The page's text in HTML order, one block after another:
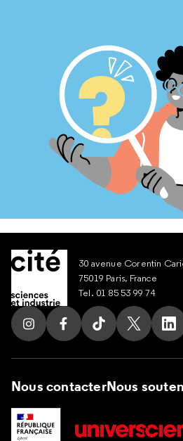
30 avenue Corentin
75019 Paris, France
Tel. 01 85 53 99 74
Suivez nous sur Instagram
Suivez nous sur
Suivez nous sur
Suivez
Nous contacterNous